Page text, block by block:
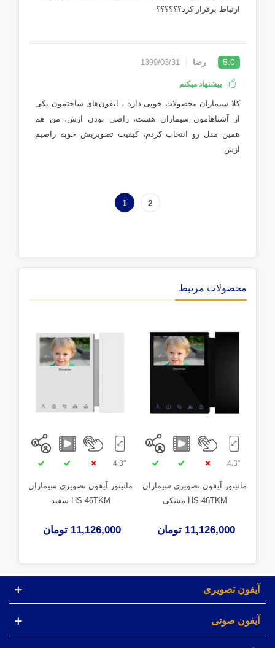
ارتباط برقرار کرد؟؟؟؟؟؟
5.0 رضا 1399/03/31
پیشنهاد میکنم
کلا سیماران محصولات خوبی داره ، آیفون‌های ساختمون یکی
از آشناهامون سیماران هست، راضی بودن ازش، من هم
همین مدل رو انتخاب کردم، کیفیت تصویریش خوبه راضیم
ازش
1 2
محصولات مرتبط
"4.3
مانیتور آیفون تصویری سیماران
HS-46TKM مشکی
11,126,000 تومان
"4.3
مانیتور آیفون تصویری سیماران
HS-46TKM سفید
11,126,000 تومان
آیفون تصویری
آیفون صوتی